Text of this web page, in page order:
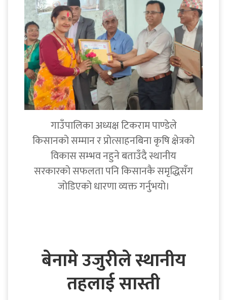
गाउँपालिका अध्यक्ष टिकराम पाण्डेले
किसानको सम्मान र प्रोत्साहनबिना कृषि क्षेत्रको
विकास सम्भव नहुने बताउँदै स्थानीय
सरकारको सफलता पनि किसानकै समृद्धिसँग
जोडिएको धारणा व्यक्त गर्नुभयो।
बेनामे उजुरीले स्थानीय
तहलाई सास्ती